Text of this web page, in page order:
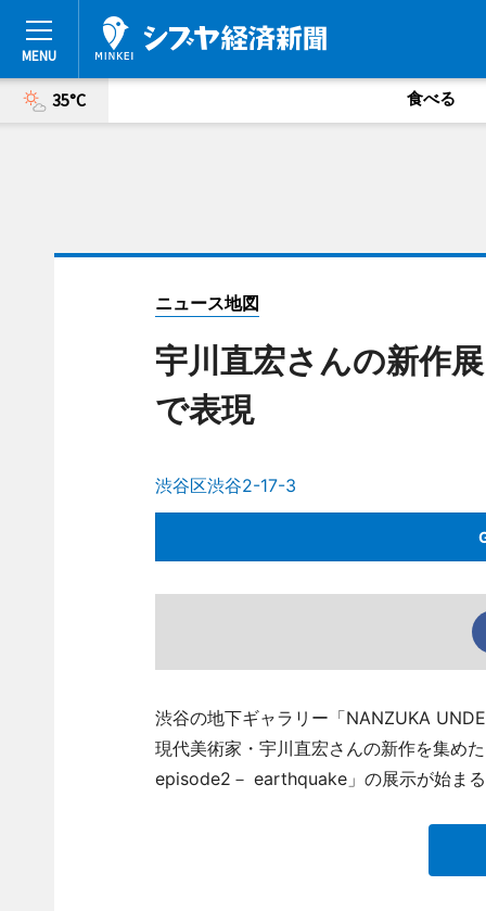
35°C 食べる
ニュース地図
宇川直宏さんの新作
で表現
渋谷区渋谷2-17-3
渋谷の地下ギャラリー「NANZUKA
現代美術家・宇川直宏さんの新作を集め
episode2－ earthquake」の展示が始ま